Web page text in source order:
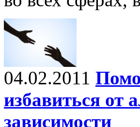
04.02.2011
избавиться от
зависимости